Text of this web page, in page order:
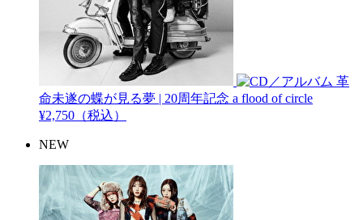
革
命未遂の蝶が見る夢 | 20周年記念 a flood of circle
¥2,750（税込）
NEW